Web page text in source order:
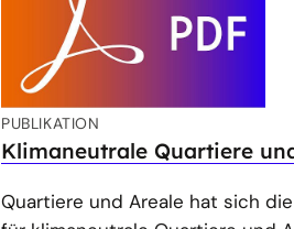
PUBLIKATION
Klimaneutrale Quartiere
Quartiere und Areale hat sich